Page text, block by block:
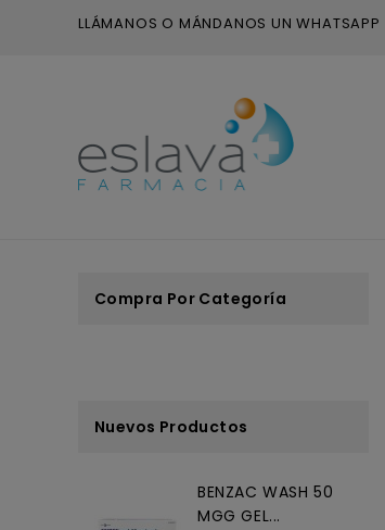
LLÁMANOS O MÁNDANOS UN WHATSAPP
Compra Por Categoría
Nuevos Productos
BENZAC WASH 50
MGG GEL...